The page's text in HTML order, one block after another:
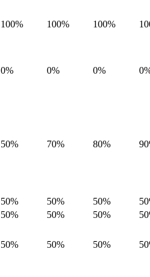
100% 100% 100%
0% 0% 0%
50% 70% 80%
50% 50% 50%
50% 50% 50%
50% 50% 50%